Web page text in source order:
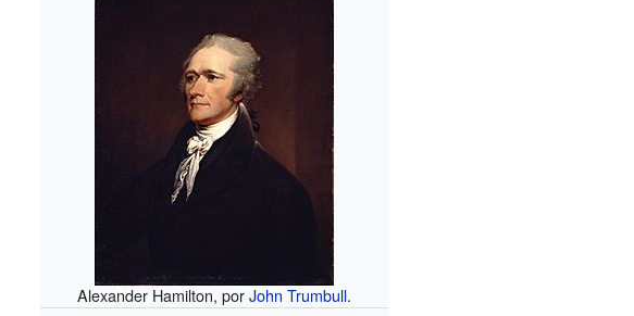
Alexander Hamilton, porJohn Trumbull.